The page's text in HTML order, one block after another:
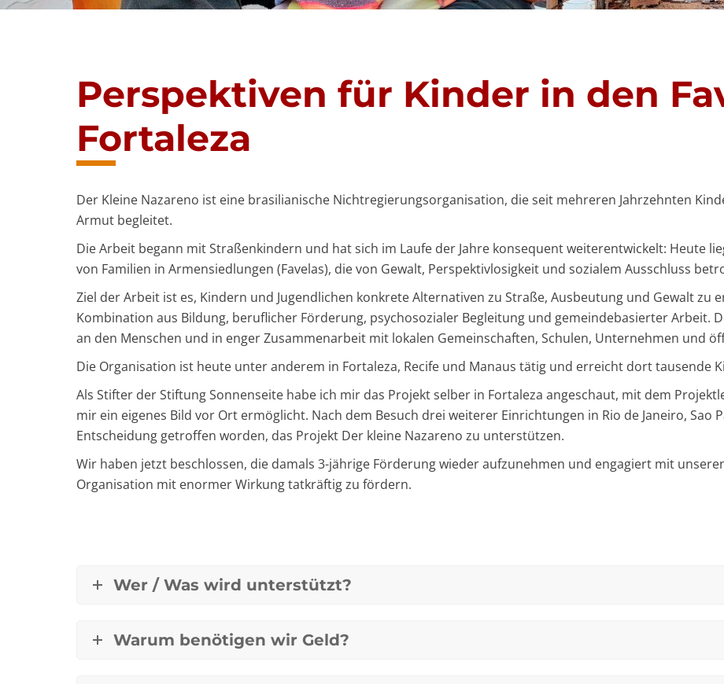
Perspektiven für Kinder in den
Fortaleza
Der Kleine Nazareno ist eine brasilianische Nichtregierungsorganisation, die seit mehreren Jahrzehnten
Armut begleitet.
Die Arbeit begann mit Straßenkindern und hat sich im Laufe der Jahre konsequent weiterentwickelt: Heute
von Familien in Armensiedlungen (Favelas), die von Gewalt, Perspektivlosigkeit und sozialem Ausschluss
Ziel der Arbeit ist es, Kindern und Jugendlichen konkrete Alternativen zu Straße, Ausbeutung und Gewalt zu
Kombination aus Bildung, beruflicher Förderung, psychosozialer Begleitung und gemeindebasierter Arbeit.
an den Menschen und in enger Zusammenarbeit mit lokalen Gemeinschaften, Schulen, Unternehmen und
Die Organisation ist heute unter anderem in Fortaleza, Recife und Manaus tätig und erreicht dort tausende
Als Stifter der Stiftung Sonnenseite habe ich mir das Projekt selber in Fortaleza angeschaut, mit dem
mir ein eigenes Bild vor Ort ermöglicht. Nach dem Besuch drei weiterer Einrichtungen in Rio de Janeiro, Sao
Entscheidung getroffen worden, das Projekt Der kleine Nazareno zu unterstützen.
Wir haben jetzt beschlossen, die damals 3-jährige Förderung wieder aufzunehmen und engagiert mit
Organisation mit enormer Wirkung tatkräftig zu fördern.
Wer / Was wird unterstützt?
Warum benötigen wir Geld?